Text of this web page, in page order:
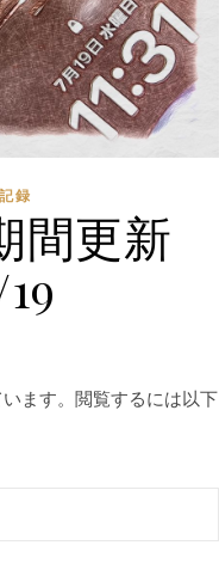
録
間更新
ます。閲覧するには以下